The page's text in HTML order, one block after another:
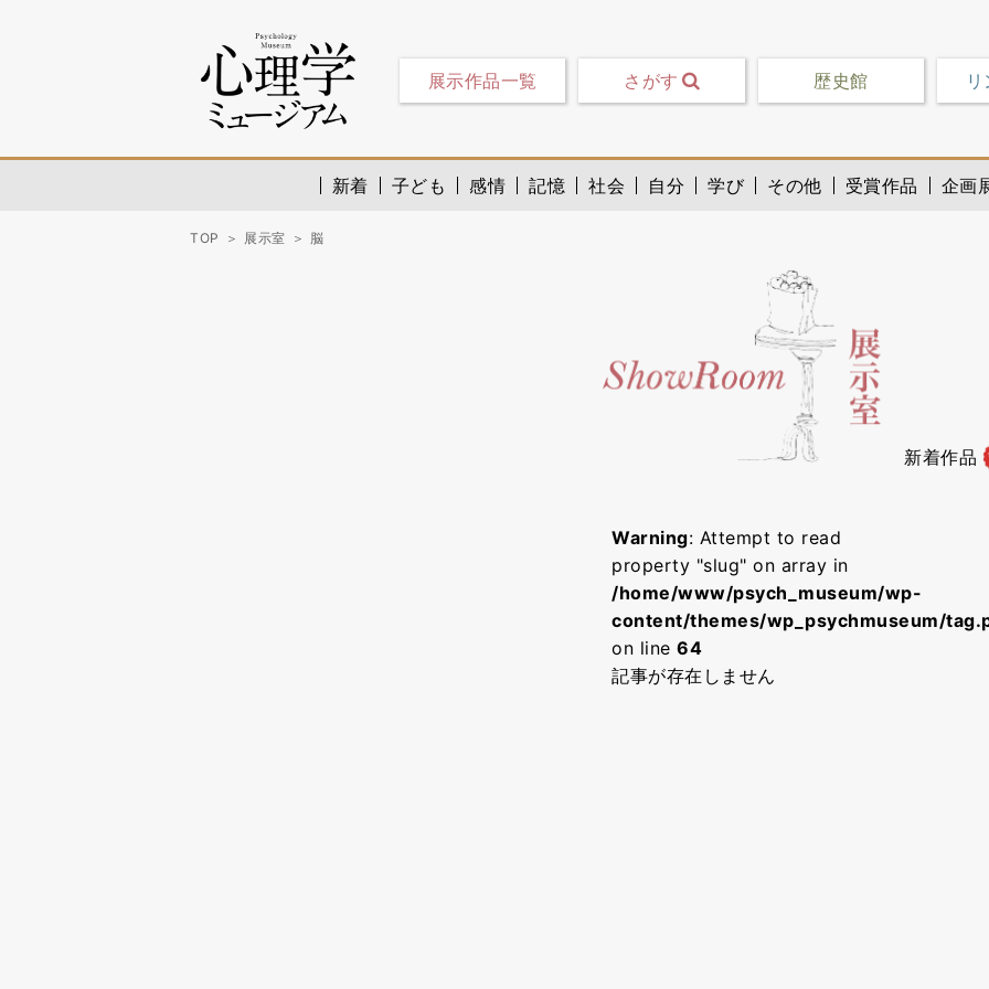
展示作品一覧 さがす 歴史館
新着 子ども 感情 記憶 社会 自分 学び その他 受賞作品 企画
TOP 展示室 脳
新着作品
Warning: Attempt to read
property "slug" on array in
/home/www/psych_museum/wp-
content/themes/wp_psychmuseum/
on line 64
記事が存在しません